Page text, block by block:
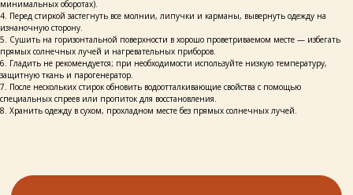
минимальных оборотах).
4. Перед стиркой застегнуть все молнии, липучки и карманы, вывернуть одежду на
изнаночную сторону.
5. Сушить на горизонтальной поверхности в хорошо проветриваемом месте — избегать
прямых солнечных лучей и нагревательных приборов.
6. Гладить не рекомендуется; при необходимости используйте низкую температуру,
защитную ткань и парогенератор.
7. После нескольких стирок обновить водоотталкивающие свойства с помощью
специальных спреев или пропиток для восстановления.
8. Хранить одежду в сухом, прохладном месте без прямых солнечных лучей.